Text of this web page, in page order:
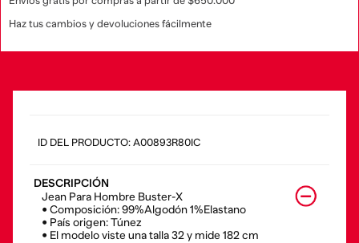
Haz tus cambios y devoluciones fácilmente
: A00893R80IC
DESCRIPCIÓN
Jean Para Hombre Buster-X
• Composición: 99%Algodón 1%Elastano
• País origen: Túnez
• El modelo viste una talla 32 y mide 182 cm